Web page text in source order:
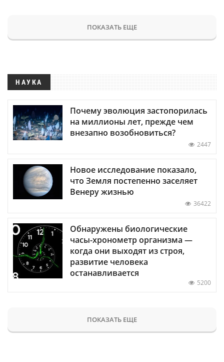
ПОКАЗАТЬ ЕЩЕ
НАУКА
Почему эволюция застопорилась
на миллионы лет, прежде чем
внезапно возобновиться?
2447
Новое исследование показало,
что Земля постепенно заселяет
Венеру жизнью
36422
Обнаружены биологические
часы-хронометр организма —
когда они выходят из строя,
развитие человека
останавливается
5200
ПОКАЗАТЬ ЕЩЕ